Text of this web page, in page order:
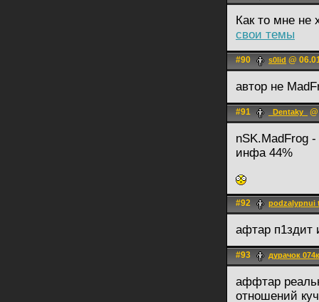
Как то мне не
свои темы
#90 s0lid @
автор не
#91 _Dentaky_
nSK.MadFrog
инфа 44%
#92 podzalypnui
афтар п1здит
#93 дурачок
аффтар
отношений